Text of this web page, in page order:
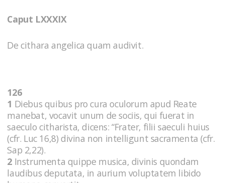
Caput LXXXIX
De cithara angelica quam audivit.
126
1 Diebus quibus pro cura oculorum apud Reate
manebat, vocavit unum de sociis, qui fuerat in
saeculo citharista, dicens: “Frater, filii saeculi huius
(cfr. Luc 16,8) divina non intelligunt sacramenta (cfr.
Sap 2,22).
2 Instrumenta quippe musica, divinis quondam
laudibus deputata, in aurium voluptatem libido